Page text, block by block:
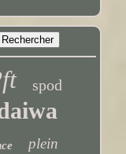
spod
plein